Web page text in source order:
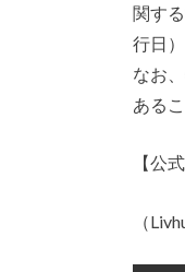
関す
行日
なお
ある
【公
（